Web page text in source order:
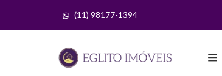
(11) 98177-1394
Página inicial